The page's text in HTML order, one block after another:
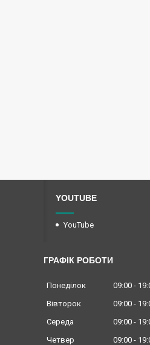
YOUTUBE
YouTube
ГРАФІК РОБОТИ
Понеділок 09:00
Вівторок
09:00
Середа
09:00
Четвер
09:00